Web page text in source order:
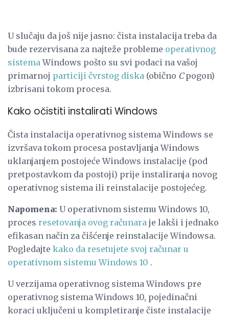
U slučaju da još nije jasno: čista instalacija treba da
bude rezervisana za najteže probleme operativnog
sistema Windows pošto su svi podaci na vašoj
primarnoj particiji čvrstog diska (obično Cpogon)
izbrisani tokom procesa.
Kako očistiti instalirati Windows
Čista instalacija operativnog sistema Windows se
izvršava tokom procesa postavljanja Windows
uklanjanjem postojeće Windows instalacije (pod
pretpostavkom da postoji) prije instaliranja novog
operativnog sistema ili reinstalacije postojećeg.
Napomena: U operativnom sistemu Windows 10,
proces resetovanja ovog računara je lakši i jednako
efikasan način za čišćenje reinstalacije Windowsa.
Pogledajte kako da resetujete svoj računar u
operativnom sistemu Windows 10 .
U verzijama operativnog sistema Windows pre
operativnog sistema Windows 10, pojedinačni
koraci uključeni u kompletiranje čiste instalacije